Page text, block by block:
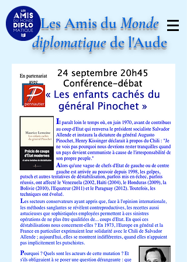
Les Amis duMonde
diplomatiquede l'Aude